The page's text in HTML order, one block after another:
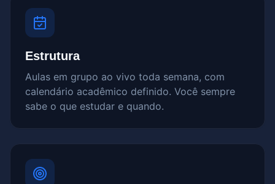
Estrutura
Aulas em grupo ao vivo toda semana, com
calendário acadêmico definido. Você sempre
sabe o que estudar e quando.